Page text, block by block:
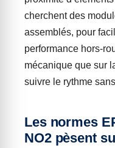
cherchent des
assemblés, pour
performance hors-
mécanique que sur
suivre le rythme
Les normes
NO2 pèsent